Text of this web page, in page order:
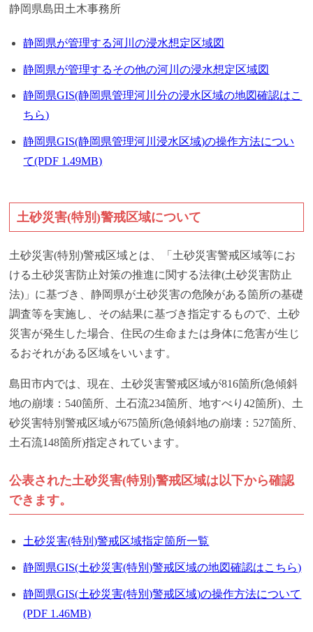
静岡県島田土木事務所
静岡県が管理する河川の浸水想定区域図
静岡県が管理するその他の河川の浸水想定区域図
静岡県GIS(静岡県管理河川分の浸水区域の地図確認はこ
ちら)
静岡県GIS(静岡県管理河川浸水区域)の操作方法につい
て(PDF 1.49MB)
土砂災害(特別)警戒区域について
土砂災害(特別)警戒区域とは、「土砂災害警戒区域等にお
ける土砂災害防止対策の推進に関する法律(土砂災害防止
法)」に基づき、静岡県が土砂災害の危険がある箇所の基礎
調査等を実施し、その結果に基づき指定するもので、土砂
災害が発生した場合、住民の生命または身体に危害が生じ
るおそれがある区域をいいます。
島田市内では、現在、土砂災害警戒区域が816箇所(急傾斜
地の崩壊：540箇所、土石流234箇所、地すべり42箇所)、土
砂災害特別警戒区域が675箇所(急傾斜地の崩壊：527箇所、
土石流148箇所)指定されています。
公表された土砂災害(特別)警戒区域は以下から確認
できます。
土砂災害(特別)警戒区域指定箇所一覧
静岡県GIS(土砂災害(特別)警戒区域の地図確認はこちら)
静岡県GIS(土砂災害(特別)警戒区域)の操作方法について
(PDF 1.46MB)